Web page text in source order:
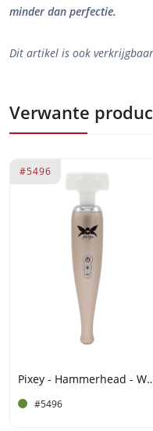
minder dan perfectie.
Dit artikel is ook
Verwante
#5496
Pixey - Hammerhead -
#5496